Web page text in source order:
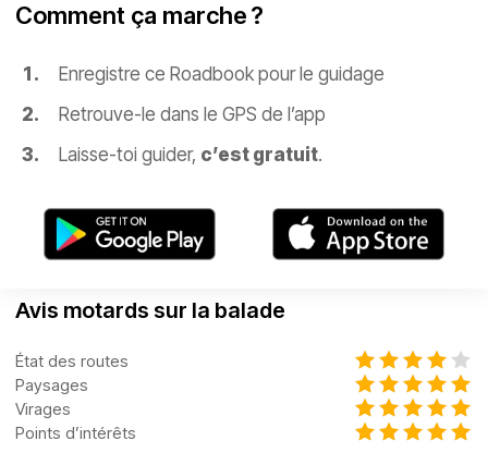
Comment ça marche ?
Enregistre ce Roadbook pour le guidage
Retrouve-le dans le GPS de l’app
Laisse-toi guider, c’est gratuit.
Avis motards sur la balade
État des routes
Paysages
Virages
Points d’intérêts